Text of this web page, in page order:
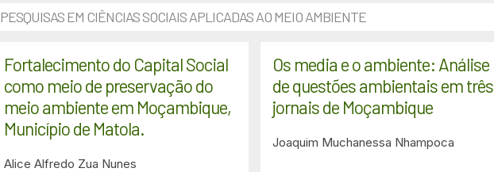
PESQUISAS EM CIÊNCIAS SOCIAIS APLICADAS AO MEIO AMBIENTE
Fortalecimento do Capital Social
como meio de preservação do
meio ambiente em Moçambique,
Município de Matola.
Alice Alfredo Zua Nunes
Os media e o ambiente: Análise
de questões ambientais em três
jornais de Moçambique
Joaquim Muchanessa Nhampoca